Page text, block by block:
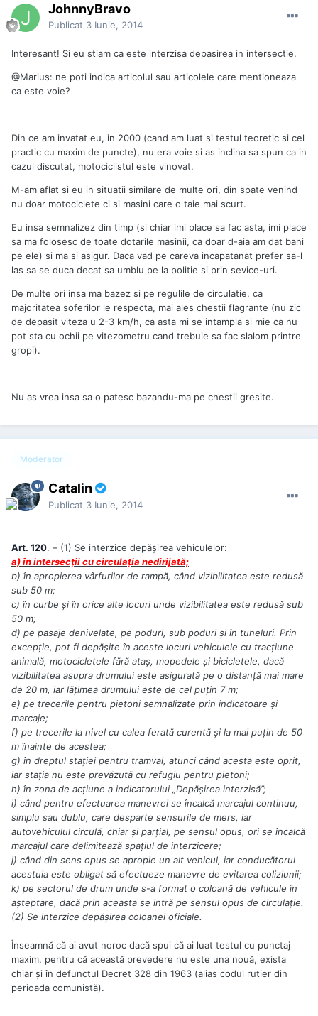
JohnnyBravo
Publicat 3 Iunie, 2014
Interesant! Si eu stiam ca este interzisa depasirea in intersectie.
@Marius: ne poti indica articolul sau articolele care mentioneaza
ca este voie?
Din ce am invatat eu, in 2000 (cand am luat si testul teoretic si cel
practic cu maxim de puncte), nu era voie si as inclina sa spun ca in
cazul discutat, motociclistul este vinovat.
M-am aflat si eu in situatii similare de multe ori, din spate venind
nu doar motociclete ci si masini care o taie mai scurt.
Eu insa semnalizez din timp (si chiar imi place sa fac asta, imi place
sa ma folosesc de toate dotarile masinii, ca doar d-aia am dat bani
pe ele) si ma si asigur. Daca vad pe careva incapatanat prefer sa-l
las sa se duca decat sa umblu pe la politie si prin sevice-uri.
De multe ori insa ma bazez si pe regulile de circulatie, ca
majoritatea soferilor le respecta, mai ales chestii flagrante (nu zic
de depasit viteza u 2-3 km/h, ca asta mi se intampla si mie ca nu
pot sta cu ochii pe vitezometru cand trebuie sa fac slalom printre
gropi).
Nu as vrea insa sa o patesc bazandu-ma pe chestii gresite.
Moderator
Catalin
Publicat 3 Iunie, 2014
Art. 120. – (1) Se interzice depăşirea vehiculelor:
a) în intersecţii cu circulaţia nedirijată;
b) în apropierea vârfurilor de rampă, când vizibilitatea este redusă
sub 50 m;
c) în curbe şi în orice alte locuri unde vizibilitatea este redusă sub
50 m;
d) pe pasaje denivelate, pe poduri, sub poduri şi în tuneluri. Prin
excepţie, pot fi depăşite în aceste locuri vehiculele cu tracţiune
animală, motocicletele fără ataş, mopedele şi bicicletele, dacă
vizibilitatea asupra drumului este asigurată pe o distanţă mai mare
de 20 m, iar lăţimea drumului este de cel puţin 7 m;
e) pe trecerile pentru pietoni semnalizate prin indicatoare şi
marcaje;
f) pe trecerile la nivel cu calea ferată curentă şi la mai puţin de 50
m înainte de acestea;
g) în dreptul staţiei pentru tramvai, atunci când acesta este oprit,
iar staţia nu este prevăzută cu refugiu pentru pietoni;
h) în zona de acţiune a indicatorului „Depăşirea interzisă”;
i) când pentru efectuarea manevrei se încalcă marcajul continuu,
simplu sau dublu, care desparte sensurile de mers, iar
autovehiculul circulă, chiar şi parţial, pe sensul opus, ori se încalcă
marcajul care delimitează spaţiul de interzicere;
j) când din sens opus se apropie un alt vehicul, iar conducătorul
acestuia este obligat să efectueze manevre de evitarea coliziunii;
k) pe sectorul de drum unde s-a format o coloană de vehicule în
aşteptare, dacă prin aceasta se intră pe sensul opus de circulaţie.
(2) Se interzice depăşirea coloanei oficiale.
Înseamnă că ai avut noroc dacă spui că ai luat testul cu punctaj
maxim, pentru că această prevedere nu este una nouă, exista
chiar şi în defunctul Decret 328 din 1963 (alias codul rutier din
perioada comunistă).